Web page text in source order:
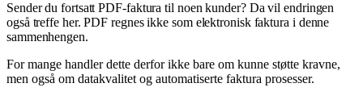
Sender du fortsatt PDF-faktura til noen kunder? Da vil endringen
også treffe her. PDF regnes ikke som elektronisk faktura i denne
sammenhengen.
For mange handler dette derfor ikke bare om kunne støtte kravne,
men også om datakvalitet og automatiserte faktura prosesser.